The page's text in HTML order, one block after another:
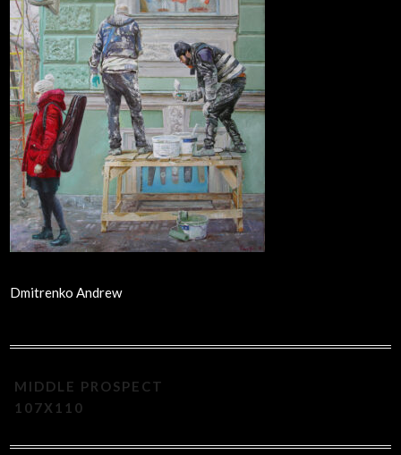
Dmitrenko Andrew
MIDDLE PROSPECT
107Х110